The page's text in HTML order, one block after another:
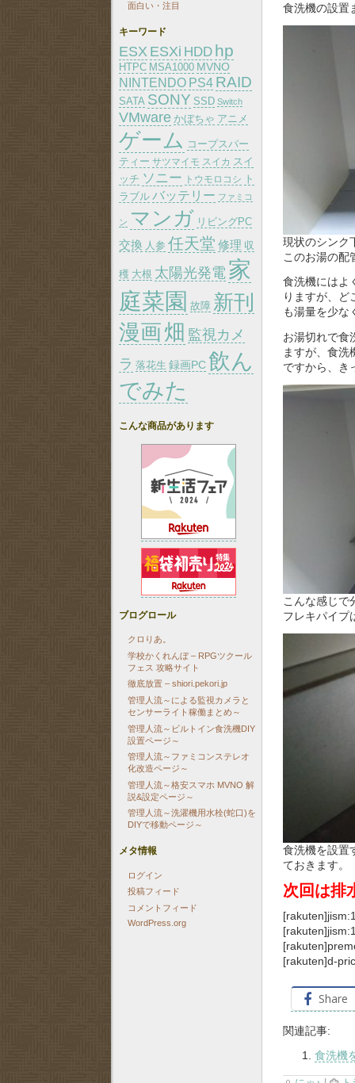
食洗機の設置
現状のシンク
このお湯の配
食洗機にはよ
りますが、
も湯量を少な
お湯切れで食
ますが、食洗
ですから、き
こんな感じで
フレキパイプ
食洗機を設置
ておきます。
次回は排
[rakuten]d-
Share
関連記事:
食洗機
面白い・注目
キーワード
ESX ESXi HDD hp
HTPC MSA1000 MVNO
NINTENDO PS4 RAID
SATA SONY SSD Switch
VMware かぼちゃ アニメ
ゲーム コープスパー
ティー サツマイモ スイカ スイ
ッチ ソニー トウモロコシ
ト
ラブル バッテリー ファミコ
ン マンガ リビングPC
交換 人参 任天堂 修理 収
穫 大根 太陽光発電 家
庭菜園 故障 新刊
漫画畑 監視カメ
ラ 落花生 録画PC飲ん
でみた
こんな商品があります
ブログロール
クロりあ。
学校かくれんぼ – RPGツクール
フェス 攻略サイト
徹底放置 – shiori.pekori.jp
管理人流～による監視カメラと
センサーライト稼働まとめ～
管理人流～ビルトイン食洗機DIY
設置ページ～
管理人流～ファミコンステレオ
化改造ページ～
管理人流～格安スマホ MVNO 解
説&設定ページ～
管理人流～洗濯機用水栓(蛇口)を
DIYで移動ページ～
メタ情報
ログイン
投稿フィード
コメントフィード
WordPress.org